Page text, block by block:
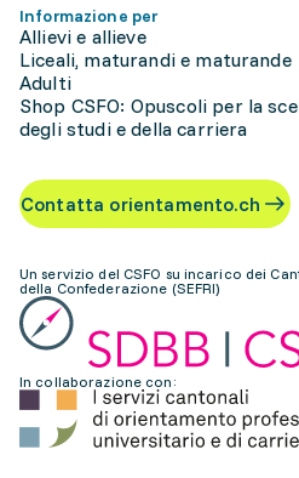
Informazione per
Allievi e allieve
Liceali, maturandi e maturande
Adulti
Shop CSFO: Opuscoli per la
degli studi e della carriera
Contatta orientamento.ch
Un servizio del CSFO su incarico dei
della Confederazione (SEFRI)
In collaborazione con: